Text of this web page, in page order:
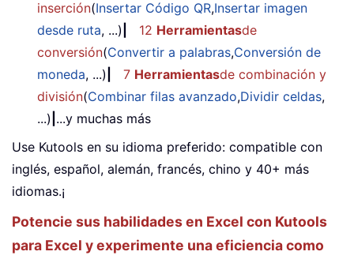
inserción(Insertar Código QR,Insertar imagen
desde ruta, ...) 12 Herramientasde
conversión(Convertir a palabras,Conversión de
moneda, ...) 7 Herramientasde combinación y
división(Combinar filas avanzado,Dividir celdas,
...) ...y muchas más
Use Kutools en su idioma preferido: compatible con
inglés, español, alemán, francés, chino y 40+ más
idiomas.¡
Potencie sus habilidades en Excel con Kutools
para Excel y experimente una eficiencia como